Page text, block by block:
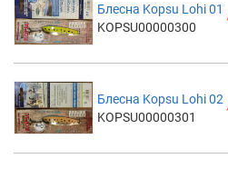
Блесна Kopsu Lohi 01
KOPSU00000300
Блесна Kopsu Lohi 02
KOPSU00000301